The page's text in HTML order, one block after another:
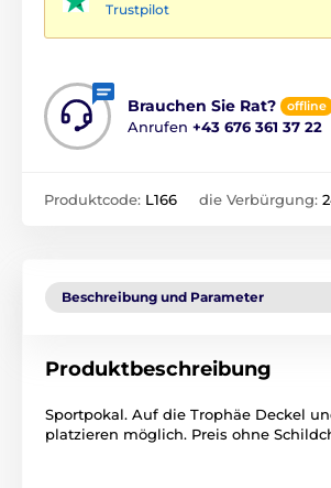
Trustpilot
Brauchen Sie Rat? offline
Anrufen +43 676 361 37 22
Produktcode: L166 die Verbürgung:
Beschreibung und Parameter
Produktbeschreibung
Sportpokal. Auf die Trophäe Deckel
platzieren möglich. Preis ohne